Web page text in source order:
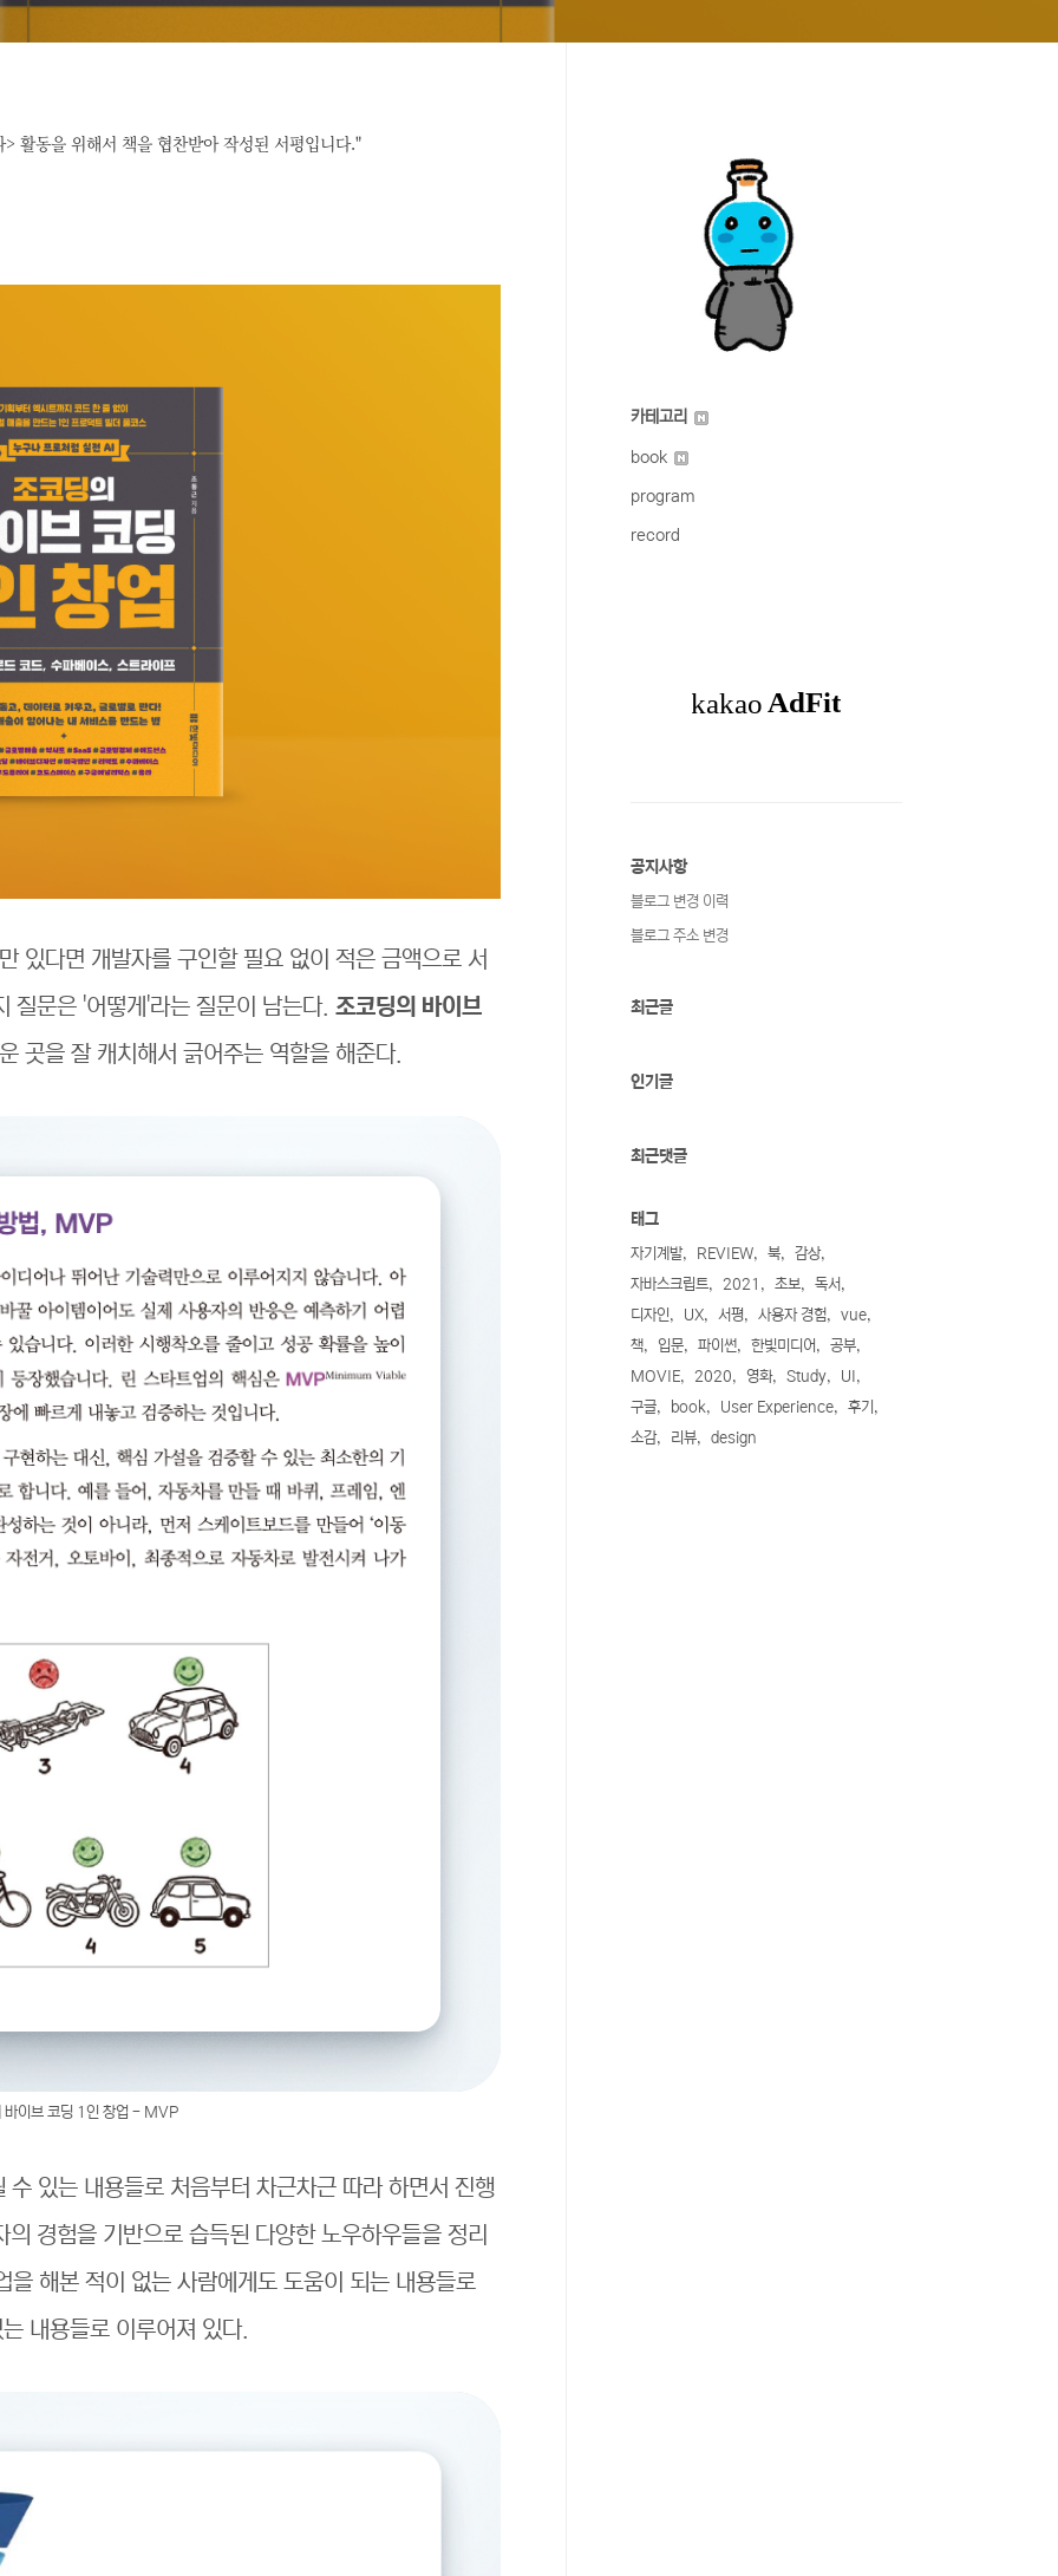
활동을 위해서 책을 협찬받아 작성된 서평입니다."
있다면 개발자를 구인할 필요 없이 적은 금액으로 서
질문은 '어떻게'라는 질문이 남는다. 조코딩의 바이브
곳을 잘 캐치해서 긁어주는 역할을 해준다.
바이브 코딩 1인 창업 - MVP
있는 내용들로 처음부터 차근차근 따라 하면서 진행
경험을 기반으로 습득된 다양한 노우하우들을 정리
해본 적이 없는 사람에게도 도움이 되는 내용들로
내용들로 이루어져 있다.
카테고리
book
program
record
공지사항
블로그 변경 이력
블로그 주소 변경
최근글
인기글
최근댓글
태그
자기계발 REVIEW 북
감상
자바스크립트
2021 초보
독서
디자인
UX 서평 사용자 경험
vue
책
입문 파이썬 한빛미디어
공부
MOVIE
2020 영화 Study
UI
구글
book User Experience
후기
소감
리뷰 design